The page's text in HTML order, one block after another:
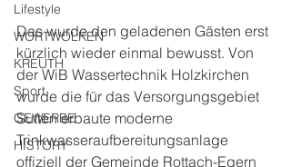
Lifestyle
WORTWOLKEN
KREUTH
Sport
GEWERBE
HISTORY
Das wurde den geladenen Gästen erst
kürzlich wieder einmal bewusst. Von
der WiB Wassertechnik Holzkirchen
wurde die für das Versorgungsgebiet
Sutten erbaute moderne
Trinkwasseraufbereitungsanlage
offiziell der Gemeinde Rottach-Egern